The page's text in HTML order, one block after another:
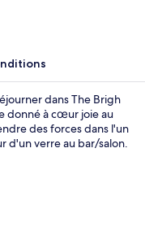
dans The Brigh
donné à cœur joie au
des forces dans l'un
d'un verre au bar/salon.